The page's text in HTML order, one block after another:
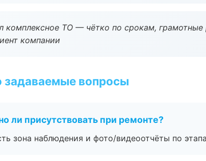
комплексное ТО — чётко по срокам,
компании
задаваемые вопросы
ли присутствовать при ремонте?
зона наблюдения и фото/видеоотчёты по